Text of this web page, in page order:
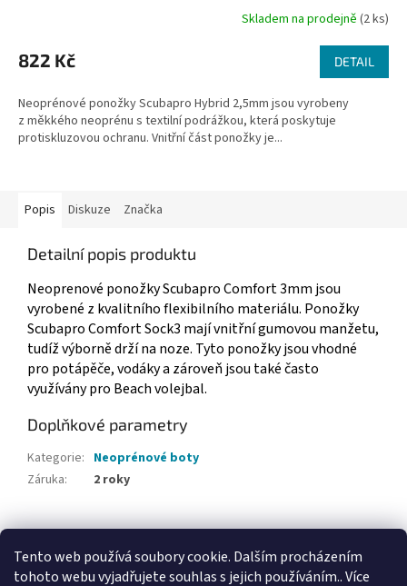
Tento web používá soubory cookie. Dalším procházením
tohoto webu vyjadřujete souhlas s jejich používáním.. Více
Skladem na prodejně (2 ks)
822 Kč DETAIL
Neoprénové ponožky Scubapro Hybrid 2,5mm jsou vyrobeny
z měkkého neoprénu s textilní podrážkou, která poskytuje
protiskluzovou ochranu. Vnitřní část ponožky je...
Popis Diskuze Značka
Detailní popis produktu
Neoprenové ponožky Scubapro Comfort 3mm jsou
vyrobené z kvalitního flexibilního materiálu. Ponožky
Scubapro Comfort Sock3 mají vnitřní gumovou manžetu,
tudíž výborně drží na noze. Tyto ponožky jsou vhodné
pro potápěče, vodáky a zároveň jsou také často
využívány pro Beach volejbal.
Doplňkové parametry
Kategorie: Neoprénové boty
Záruka: 2 roky
Z
Webové stránky Divecentra CZ